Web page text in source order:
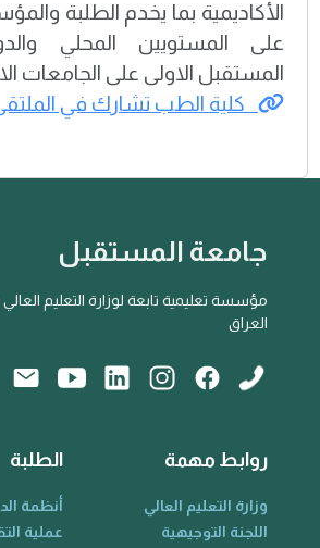
الأكاديمية بما يخدم الطلبة
على المستويين المحلي
المستقبل الاولى على الجامعات
كلية الطب تشارك في
جامعة المستقبل
مؤسسة تعليمية تابعة لوزارة التعليم
العراق
روابط مهمة
وزارة التعليم العالي
اللجنة التوجيهية
الطلبة
أنظمة
عملية